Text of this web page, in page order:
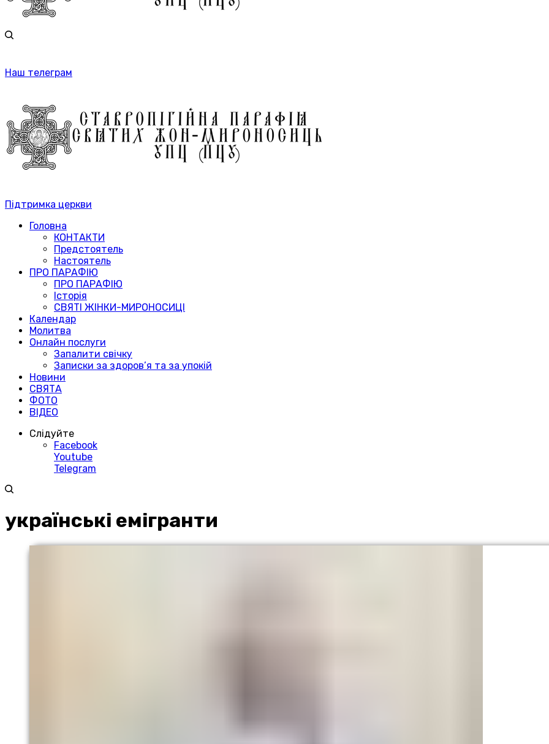
Наш телеграм
Підтримка церкви
Головна
КОНТАКТИ
Предстоятель
Настоятель
ПРО ПАРАФІЮ
ПРО ПАРАФІЮ
Історія
СВЯТІ ЖІНКИ-МИРОНОСИЦІ
Календар
Молитва
Онлайн послуги
Запалити свічку
Записки за здоров’я та за упокій
Новини
СВЯТА
ФОТО
ВІДЕО
Слідуйте
Facebook
Youtube
Telegram
українські емігранти